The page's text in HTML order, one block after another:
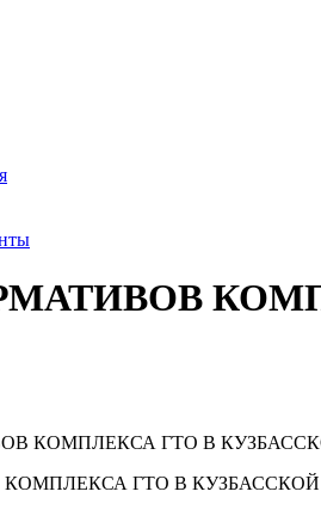
КОМПЛЕКСА ГТО В